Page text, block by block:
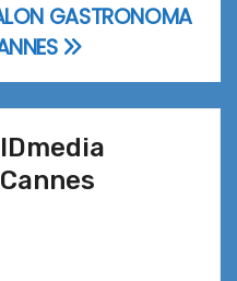
GASTRONOMA
IDmedia
Cannes